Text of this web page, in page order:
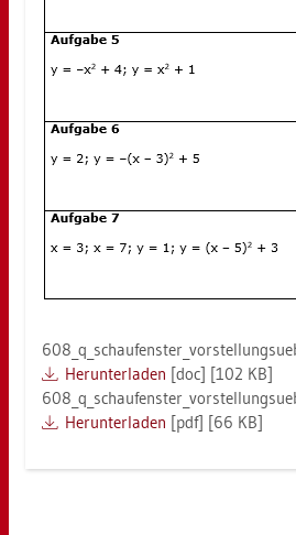
Her­un­ter­la­den [doc] [102 KB]
Her­un­ter­la­den [pdf] [66 KB]